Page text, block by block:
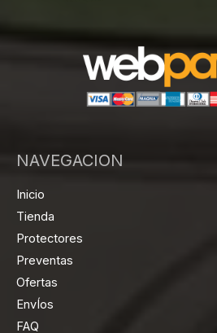
NAVEGACION
Inicio
Tienda
Protectores
Preventas
Ofertas
EnvÍos
FAQ